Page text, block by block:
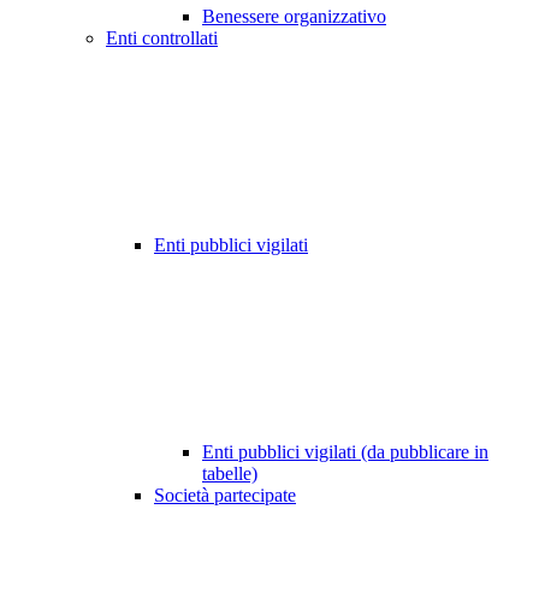
Benessere organizzativo
Enti controllati
Enti pubblici vigilati
Enti pubblici vigilati (da pubblicare in
tabelle)
Società partecipate